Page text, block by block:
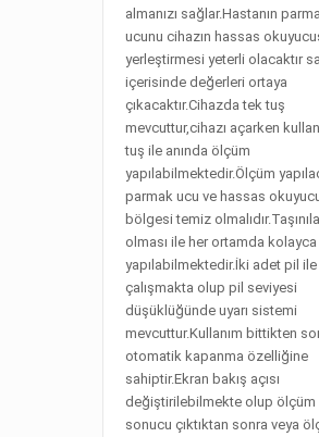
almanızı sağlar.Hastanın
ucunu cihazın hassas
yerleştirmesi yeterli olacaktır
içerisinde değerleri ortaya
çıkacaktır.Cihazda tek tuş
mevcuttur,cihazı açarken
tuş ile anında ölçüm
yapılabilmektedir.Ölçüm
parmak ucu ve hassas
bölgesi temiz
olması ile her ortamda
yapılabilmektedir.İki adet pil ile
çalışmakta olup pil seviyesi
düşüklüğünde uyarı sistemi
mevcuttur.Kullanım bittikten
otomatik kapanma özelliğine
sahiptir.Ekran bakış açısı
değiştirilebilmekte olup ölçüm
sonucu çıktıktan sonra veya